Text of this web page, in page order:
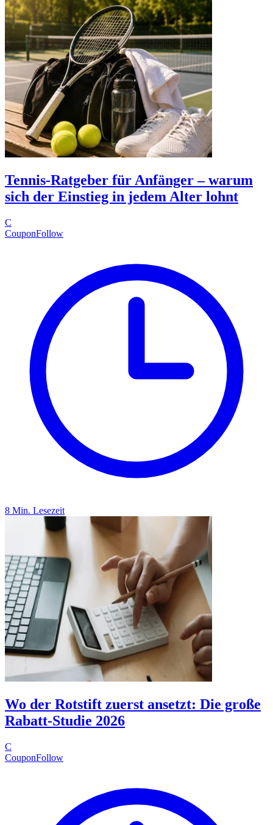
Tennis-Ratgeber für Anfänger – warum
sich der Einstieg in jedem Alter lohnt
C
CouponFollow
8 Min. Lesezeit
Wo der Rotstift zuerst ansetzt: Die große
Rabatt-Studie 2026
C
CouponFollow